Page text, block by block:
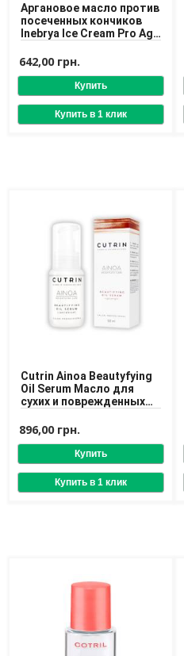
Возврат товара
Аргановое масло против
посеченных кончиков
Inebrya Ice Cream Pro Age
ml
642,00 грн.
Cutrin Ainoa Beautyfying
Oil Serum Масло для
сухих и поврежденных
896,00 грн.